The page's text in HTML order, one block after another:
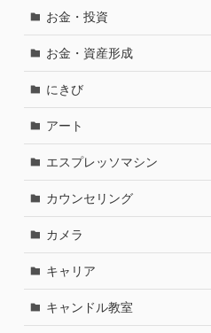
お金・投資
お金・資産形成
にきび
アート
エスプレッソマシン
カウンセリング
カメラ
キャリア
キャンドル教室